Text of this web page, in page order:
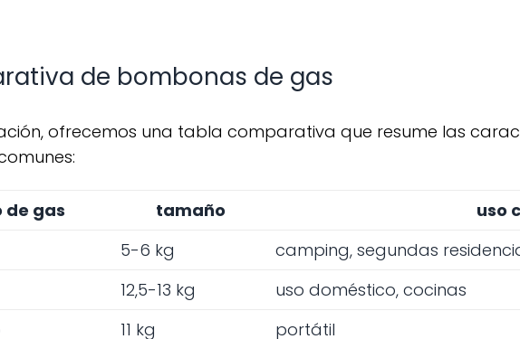
de bombonas de gas
de gas tamaño
uso
5-6 kg
camping, segundas
12,5-13 kg
uso doméstico, cocinas
11 kg portátil